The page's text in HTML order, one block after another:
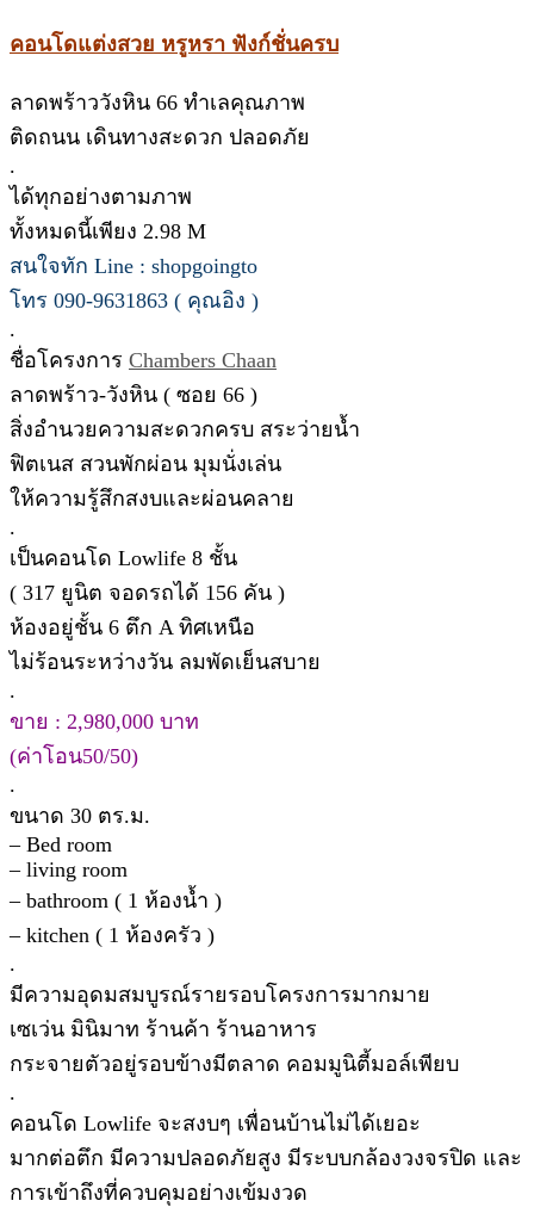
คอนโดแต่งสวย หรูหรา ฟังก์ชั่นครบ
ลาดพร้าววังหิน 66 ทำเลคุณภาพ
ติดถนน เดินทางสะดวก ปลอดภัย
.
ได้ทุกอย่างตามภาพ
ทั้งหมดนี้เพียง 2.98 M
สนใจทัก Line : shopgoingto
โทร 090-9631863 ( คุณอิง )
.
ชื่อโครงการ Chambers Chaan
ลาดพร้าว-วังหิน ( ซอย 66 )
สิ่งอำนวยความสะดวกครบ สระว่ายน้ำ
ฟิตเนส สวนพักผ่อน มุมนั่งเล่น
ให้ความรู้สึกสงบและผ่อนคลาย
.
เป็นคอนโด Lowlife 8 ชั้น
( 317 ยูนิต จอดรถได้ 156 คัน )
ห้องอยู่ชั้น 6 ตึก A ทิศเหนือ
ไม่ร้อนระหว่างวัน ลมพัดเย็นสบาย
.
ขาย : 2,980,000 บาท
(ค่าโอน50/50)
.
ขนาด 30 ตร.ม.
– Bed room
– living room
– bathroom ( 1 ห้องน้ำ )
– kitchen ( 1 ห้องครัว )
.
มีความอุดมสมบูรณ์รายรอบโครงการมากมาย
เซเว่น มินิมาท ร้านค้า ร้านอาหาร
กระจายตัวอยู่รอบข้างมีตลาด คอมมูนิตี้มอล์เพียบ
.
คอนโด Lowlife จะสงบๆ เพื่อนบ้านไม่ได้เยอะ
มากต่อตึก มีความปลอดภัยสูง มีระบบกล้องวงจรปิด และ
การเข้าถึงที่ควบคุมอย่างเข้มงวด